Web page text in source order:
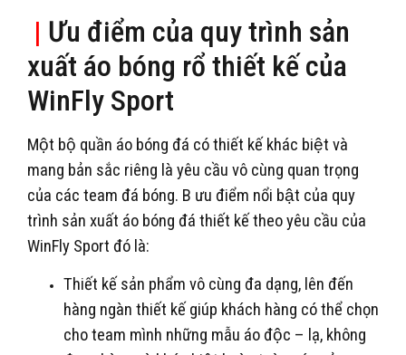
| Ưu điểm của quy trình sản
xuất áo bóng rổ thiết kế của
WinFly Sport
Một bộ quần áo bóng đá có thiết kế khác biệt và
mang bản sắc riêng là yêu cầu vô cùng quan trọng
của các team đá bóng. B ưu điểm nổi bật của quy
trình sản xuất áo bóng đá thiết kế theo yêu cầu của
WinFly Sport đó là:
Thiết kế sản phẩm vô cùng đa dạng, lên đến
hàng ngàn thiết kế giúp khách hàng có thể chọn
cho team mình những mẫu áo độc – lạ, không